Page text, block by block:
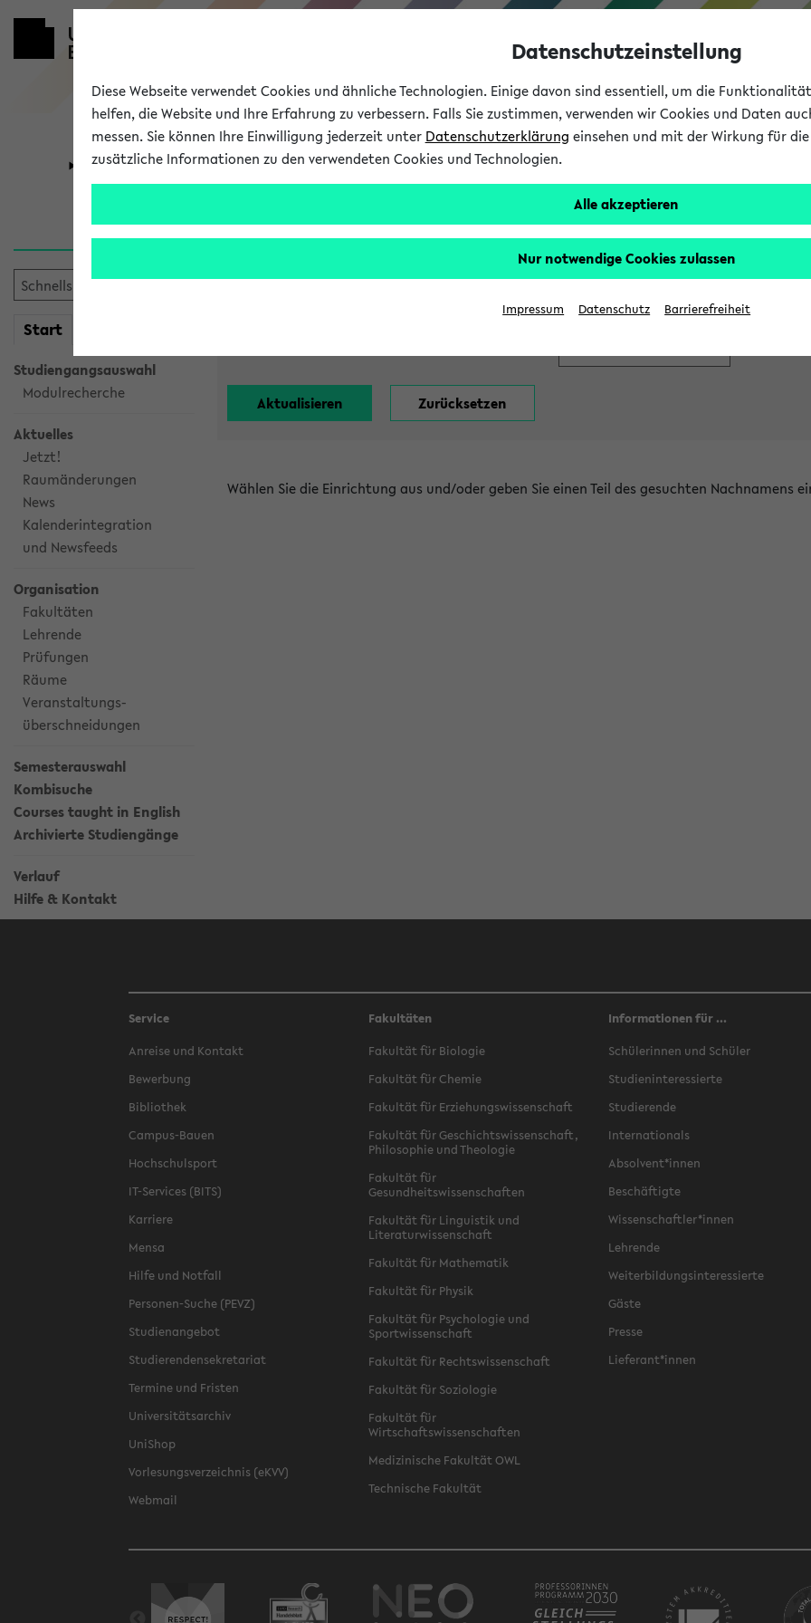
Universität Forschung Studium
Start
Studiengangsauswahl
Modulrecherche
Aktuelles
Jetzt!
Raumänderungen
News
Kalenderintegration
und Newsfeeds
Organisation
Fakultäten
Lehrende
Prüfungen
Räume
Veranstaltungs-
überschneidungen
Semesterauswahl
Kombisuche
Courses taught in English
Archivierte Studiengänge
Verlauf
Hilfe & Kontakt
Alle Lehrenden
Wählen Sie die Einrichtung aus und/oder geben Sie einen Teil des gesuchten Nachnamens
Service
Anreise und Kontakt
Bewerbung
Bibliothek
Campus-Bauen
Hochschulsport
IT-Services (BITS)
Karriere
Mensa
Hilfe und Notfall
Personen-Suche (PEVZ)
Studienangebot
Studierendensekretariat
Termine und Fristen
Universitätsarchiv
UniShop
Vorlesungsverzeichnis (eKVV)
Webmail
Fakultäten
Fakultät für Biologie
Fakultät für Chemie
Fakultät für Erziehungswissenschaft
Fakultät für Geschichtswissenschaft,
Philosophie und Theologie
Fakultät für
Gesundheitswissenschaften
Fakultät für Linguistik und
Literaturwissenschaft
Fakultät für Mathematik
Fakultät für Physik
Fakultät für Psychologie und
Sportwissenschaft
Fakultät für Rechtswissenschaft
Fakultät für Soziologie
Fakultät für
Wirtschaftswissenschaften
Medizinische Fakultät OWL
Technische Fakultät
Informationen für ...
Schülerinnen und Schüler
Studieninteressierte
Studierende
Internationals
Absolvent*innen
Beschäftigte
Wissenschaftler*innen
Lehrende
Weiterbildungsinteressierte
Gäste
Presse
Lieferant*innen
Datenschutzeinstellung
Diese Webseite verwendet Cookies und ähnliche Technologien. Einige davon sind essentiell, um die
helfen, die Website und Ihre Erfahrung zu verbessern. Falls Sie zustimmen, verwenden wir Cookies und Daten
messen. Sie können Ihre Einwilligung jederzeit unter Datenschutzerklärung einsehen und mit der Wirkung für
zusätzliche Informationen zu den verwendeten Cookies und Technologien.
Alle akzeptieren
Nur notwendige Cookies zulassen
Impressum Datenschutz Barrierefreiheit